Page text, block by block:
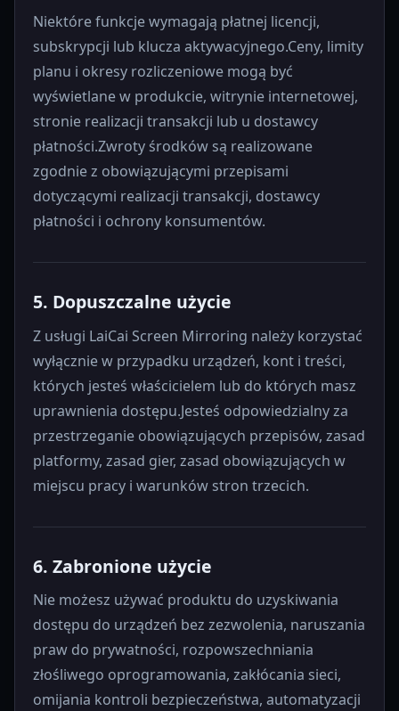
Niektóre funkcje wymagają płatnej licencji,
subskrypcji lub klucza aktywacyjnego.Ceny, limity
planu i okresy rozliczeniowe mogą być
wyświetlane w produkcie, witrynie internetowej,
stronie realizacji transakcji lub u dostawcy
płatności.Zwroty środków są realizowane
zgodnie z obowiązującymi przepisami
dotyczącymi realizacji transakcji, dostawcy
płatności i ochrony konsumentów.
5. Dopuszczalne użycie
Z usługi LaiCai Screen Mirroring należy korzystać
wyłącznie w przypadku urządzeń, kont i treści,
których jesteś właścicielem lub do których masz
uprawnienia dostępu.Jesteś odpowiedzialny za
przestrzeganie obowiązujących przepisów, zasad
platformy, zasad gier, zasad obowiązujących w
miejscu pracy i warunków stron trzecich.
6. Zabronione użycie
Nie możesz używać produktu do uzyskiwania
dostępu do urządzeń bez zezwolenia, naruszania
praw do prywatności, rozpowszechniania
złośliwego oprogramowania, zakłócania sieci,
omijania kontroli bezpieczeństwa, automatyzacji